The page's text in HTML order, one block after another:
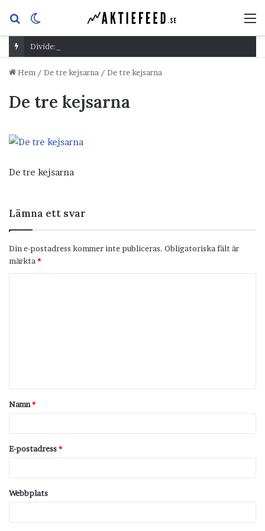
Sök
efterskin
Dividend Overshoot Day
Hem / De tre kejsarna / De tre kejsarna
De tre kejsarna
De tre kejsarna
Lämna ett svar
Din e-postadress kommer inte publiceras. Obligatoriska fält är
märkta *
t
a
Namn*
E-postadress*
Webbplats